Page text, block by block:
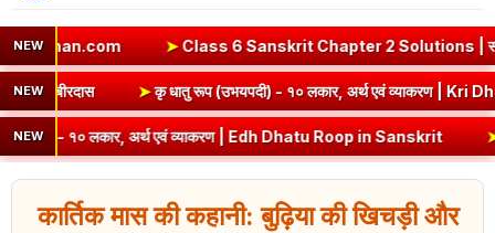
NEW ➤Class 6 Sanskrit Chapter 2 Solutions | संयुक्त-व्यञ्जनानि
NEW Answer | कबीरदास ➤कृ धातु रूप (उभयपदी) - १० लकार, अर्थ
NEW
लकार, अर्थ एवं व्याकरण | Edh Dhatu Roop in Sanskrit ➤Class 8
कार्तिक मास की कहानी: बुढ़िया की खिचड़ी और